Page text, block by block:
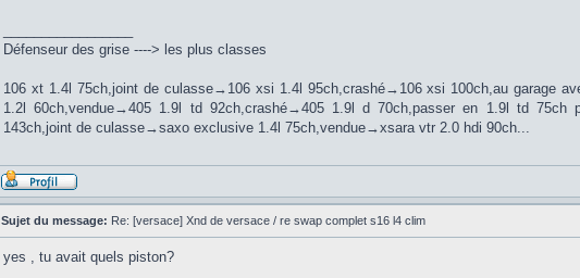
Défenseur des grise ----> les plus classes
106 xt 1.4l 75ch,joint de culasse→106 xsi 1.4l 95ch,crashé→106 xsi 100ch,au garage
1.2l 60ch,vendue→405 1.9l td 92ch,crashé→405 1.9l d 70ch,passer en 1.9l td
143ch,joint de culasse→saxo exclusive 1.4l 75ch,vendue→xsara vtr 2.0 hdi 90ch...
Sujet du message: Re: [versace] Xnd de versace / re swap complet s16 l4 clim
yes , tu avait quels piston?